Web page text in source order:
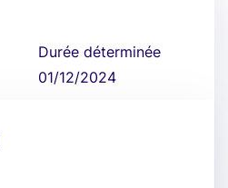
Durée déterminée
01/12/2024